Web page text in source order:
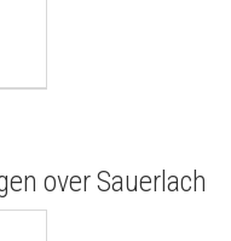
over Sauerlach